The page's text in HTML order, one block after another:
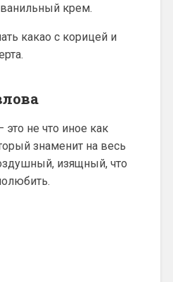
крем.
какао с корицей и
не что иное как
знаменит на весь
изящный, что